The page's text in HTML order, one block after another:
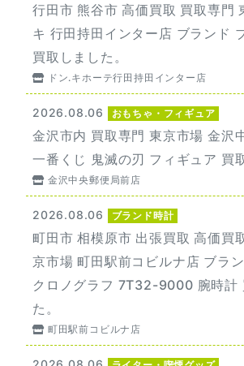
行田市 熊谷市 高価買取 買取専門
キ 行田持田インター店 ブランド
買取しました。
ドン.キホーテ行田持田インター店
2026.08.06 おもちゃ・フィギュア
金沢市内 買取専門 東京市場 金沢
一番くじ 鬼滅の刃 フィギュア 買
金沢中央郵便局前店
2026.08.06 ブランド時計
町田市 相模原市 出張買取 高価買
京市場 町田駅前コビルナ店 ブラ
クロノグラフ 7T32-9000 腕時計
た。
町田駅前コビルナ店